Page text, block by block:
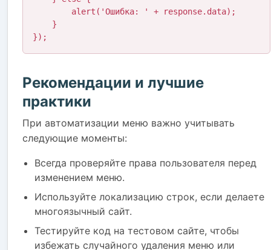
});
Рекомендации и лучшие
практики
При автоматизации меню важно учитывать
следующие моменты:
Всегда проверяйте права пользователя перед
изменением меню.
Используйте локализацию строк, если делаете
многоязычный сайт.
Тестируйте код на тестовом сайте, чтобы
избежать случайного удаления меню или